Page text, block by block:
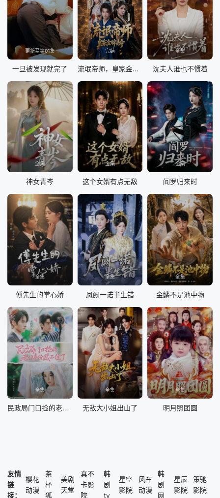
更新至第01集
一旦被发现就完了
完结
流氓帝师，皇家金牌县令
全集
沈夫人谁也不惯着
全集
神女青岑
全集
这个女婿有点无敌
全集
阎罗归来时
全集
傅先生的掌心娇
全集
凤阙一诺半生错
全集
金鳞不是池中物
全集
民政局门口捡的老公身份藏不住了
全集
无敌大小姐出山了
全集
明月照团圆
友情
链
接：
樱花
动漫
茶
杯
狐
美剧
天堂
真不
卡影
院
韩
剧
tv
星空
影院
风车
动漫
韩
剧
网
星辰
影院
策驰
影院